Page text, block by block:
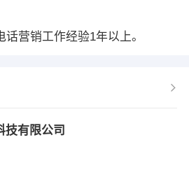
营销工作经验1年以上。
技有限公司